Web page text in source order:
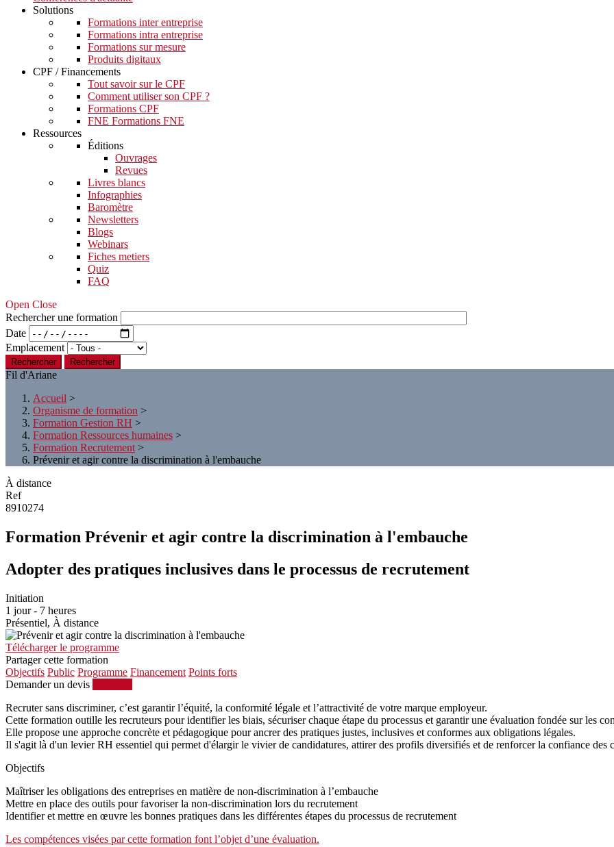
Solutions
Formations inter entreprise
Formations intra entreprise
Formations sur mesure
Produits digitaux
CPF / Financements
Tout savoir sur le CPF
Comment utiliser son CPF ?
Formations CPF
FNE Formations FNE
Ressources
Éditions
Ouvrages
Revues
Livres blancs
Infographies
Baromètre
Newsletters
Blogs
Webinars
Fiches metiers
Quiz
FAQ
Open Close
Rechercher une formation
Date
Emplacement
Rechercher
Fil d'Ariane
Accueil >
Organisme de formation >
Formation Gestion RH >
Formation Ressources humaines >
Formation Recrutement >
Prévenir et agir contre la discrimination à l'embauche
À distance
Ref
8910274
Formation Prévenir et agir contre la discrimination à l'embauche
Adopter des pratiques inclusives dans le processus de recrutement
Initiation
1 jour - 7 heures
Présentiel, À distance
Télécharger le programme
Partager cette formation
Objectifs Public Programme Financement Points forts
Demander un devis
Recruter sans discriminer, c’est garantir l’équité, la conformité légale et l’attractivité de votre marque employeur.
Cette formation outille les recruteurs pour identifier les biais, sécuriser chaque étape du processus et garantir une évaluation fondée sur les
Elle propose une approche concrète et pédagogique pour ancrer des pratiques justes, inclusives et conformes aux obligations légales.
Il s'agit là d'un levier RH essentiel qui permet d'élargir le vivier de candidatures, attirer des profils diversifiés et de renforcer la confiance des
Objectifs
Maîtriser les obligations des entreprises en matière de non-discrimination à l’embauche
Mettre en place des outils pour favoriser la non-discrimination lors du recrutement
Identifier et mettre en œuvre les bonnes pratiques dans les différentes étapes du processus de recrutement
Les compétences visées par cette formation font l’objet d’une évaluation.